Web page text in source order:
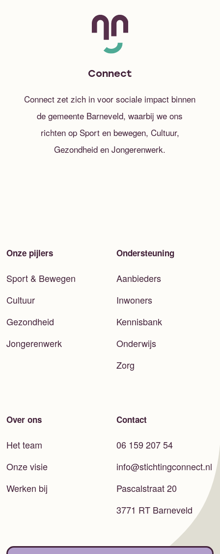
Connect
Connect zet zich in voor sociale impact binnen
de gemeente Barneveld, waarbij we ons
richten op Sport en bewegen, Cultuur,
Gezondheid en Jongerenwerk.
Onze pijlers
Sport & Bewegen
Cultuur
Gezondheid
Jongerenwerk
Ondersteuning
Aanbieders
Inwoners
Kennisbank
Onderwijs
Zorg
Over ons
Het team
Onze visie
Werken bij
Contact
06 159 207 54
info@stichtingconnect.nl
Pascalstraat 20
3771 RT Barneveld